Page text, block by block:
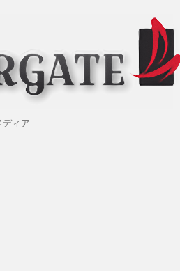
ディア